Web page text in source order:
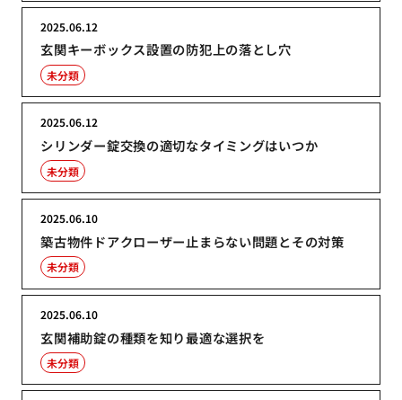
玄関キーボックス設置の防犯上の落とし穴
2025.06.12
未分類
シリンダー錠交換の適切なタイミングはいつか
2025.06.12
未分類
築古物件ドアクローザー止まらない問題とその対策
2025.06.10
未分類
玄関補助錠の種類を知り最適な選択を
2025.06.10
未分類